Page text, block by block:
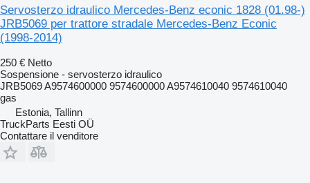
Servosterzo idraulico Mercedes-Benz econic 1828 (01.98-)
JRB5069 per trattore stradale Mercedes-Benz Econic
(1998-2014)
250 € Netto
Sospensione - servosterzo idraulico
JRB5069 A9574600000 9574600000 A9574610040 9574610040
gas
Estonia, Tallinn
TruckParts Eesti OÜ
Contattare il venditore